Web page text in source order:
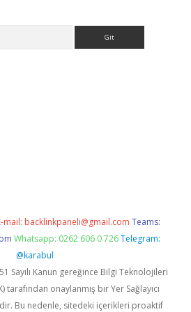
mail: backlinkpaneli@gmail.com Teams:
Whatsapp: 0262 606 0 726 Telegram:
@karabul
Sayılı Kanun gereğince Bilgi Teknolojileri
tarafından onaylanmış bir Yer Sağlayıcı
Bu nedenle, sitedeki içerikleri proaktif